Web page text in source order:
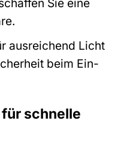
Sie eine
ausreichend Licht
beim Ein-
schnelle